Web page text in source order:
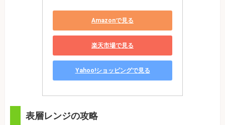
Amazonで見る
楽天市場で見る
Yahoo!ショッピングで見る
表層レンジの攻略